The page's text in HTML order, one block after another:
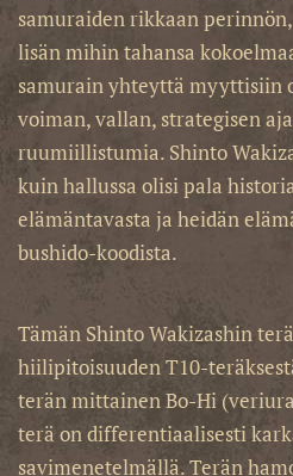
samuraiden rikkaan
lisän mihin tahansa
samurain yhteyttä myyttisiin
voiman, vallan, strategisen
ruumiillistumia. Shinto
kuin hallussa olisi pala
elämäntavasta ja heidän
bushido-koodista.
Tämän Shinto Wakizashin
hiilipitoisuuden T10-
terän mittainen Bo-Hi
terä on differentiaalisesti
savimenetelmällä. Terän